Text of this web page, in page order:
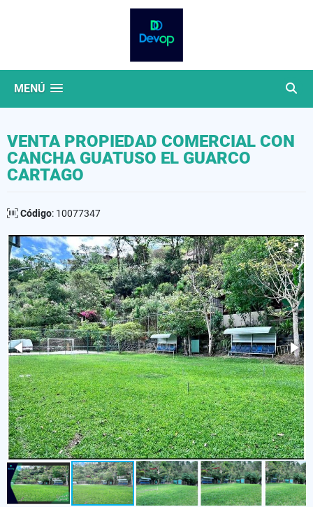
MENÚ
VENTA PROPIEDAD COMERCIAL CON
CANCHA GUATUSO EL GUARCO
CARTAGO
Código: 10077347